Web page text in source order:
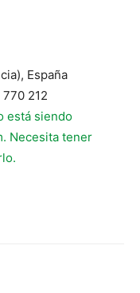
España
212
está siendo
Necesita tener